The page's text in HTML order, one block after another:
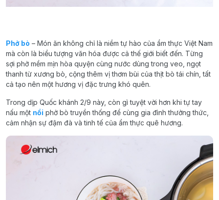
Phở bò – Món ăn không chỉ là niềm tự hào của ẩm thực Việt Nam
mà còn là biểu tượng văn hóa được cả thế giới biết đến. Từng
sợi phở mềm mịn hòa quyện cùng nước dùng trong veo, ngọt
thanh từ xương bò, cộng thêm vị thơm bùi của thịt bò tái chín, tất
cả tạo nên một hương vị đặc trưng khó quên.
Trong dịp Quốc khánh 2/9 này, còn gì tuyệt vời hơn khi tự tay
nấu một nồi phở bò truyền thống để cùng gia đình thưởng thức,
cảm nhận sự đậm đà và tinh tế của ẩm thực quê hương.